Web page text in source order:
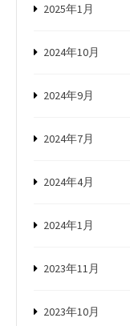
2025年1月
2024年10月
2024年9月
2024年7月
2024年4月
2024年1月
2023年11月
2023年10月